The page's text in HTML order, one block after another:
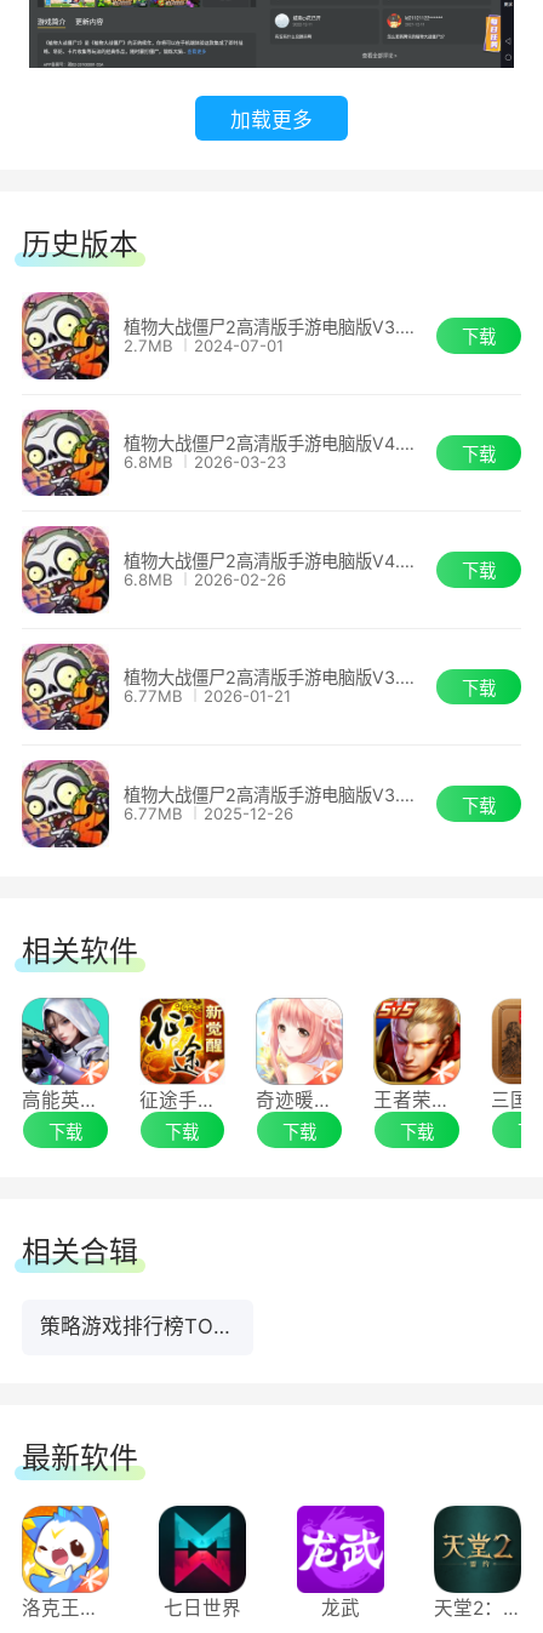
●农场模拟·摆放花盆，种下植物，再撒上一点金
●高清重制·和以前一模一样，但是更高清了。
越，一定会有很多难忘的邂逅。
●植物家族live long and prosper·200多种新植
物，以及数量相当的新僵尸，这下你可有的忙了!
●考验脑洞的时刻来了·现在开始你可以自己设计
关卡，没错，人人都可以。
●美食发现之旅·对你和僵尸而言，这趟旅程都和
美食逃不了关系。
辆车，还是你的贴心智能管家。
种风格和节日。
●神探戴夫·和你的老邻居，为人称道的大聪明戴
游戏特色
险之旅!穿越古埃及、海盗湾、未来世界等多个奇
战!
【创意植物】超过100种创意十足的植物等你来
收集!投石车菜花、火爆辣椒、激光豆等新植物悉
数登场，它们各有独特的攻击方式和特殊能力，助
加载更多
历史版本
植物大战僵尸2高清版手游电脑版V3.4.4
2.7MB 2024-07-01 下载
植物大战僵尸2高清版手游电脑版V4.0.4
6.8MB 2026-03-23 下载
植物大战僵尸2高清版手游电脑版V4.0.0
6.8MB 2026-02-26 下载
植物大战僵尸2高清版手游电脑版V3.9.5
6.77MB 2026-01-21 下载
植物大战僵尸2高清版手游电脑版V3.9.4
6.77MB 2025-12-26 下载
相关软件
高能英雄手游电脑版
下载
征途手游电脑版
下载
奇迹暖暖手游电脑版
下载
王者荣耀手游电脑版
下载 下
相关合辑
策略游戏排行榜TOP10下载
最新软件
洛克王国：世界 七日世界 龙武 天堂2：盟约